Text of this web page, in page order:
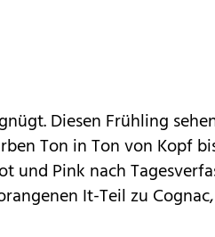
Diesen Frühling
Ton in Ton von Kopf
und Pink nach
It-Teil zu